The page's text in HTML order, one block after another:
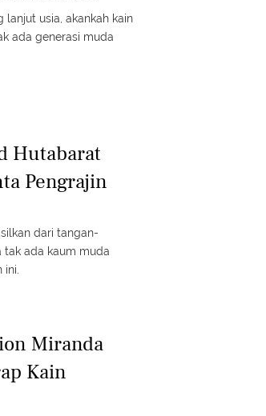
usia, akankah kain
ada generasi muda
Hutabarat
Pengrajin
dari tangan-
tak ada kaum muda
Miranda
Kain